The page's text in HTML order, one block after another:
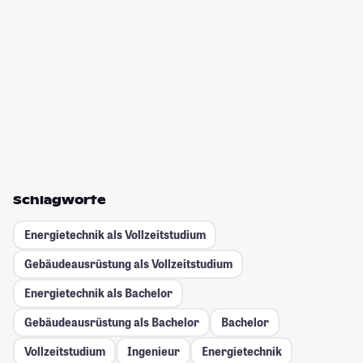
Schlagworte
Energietechnik als Vollzeitstudium
Gebäudeausrüstung als Vollzeitstudium
Energietechnik als Bachelor
Gebäudeausrüstung als Bachelor
Bachelor
Vollzeitstudium
Ingenieur Energietechnik